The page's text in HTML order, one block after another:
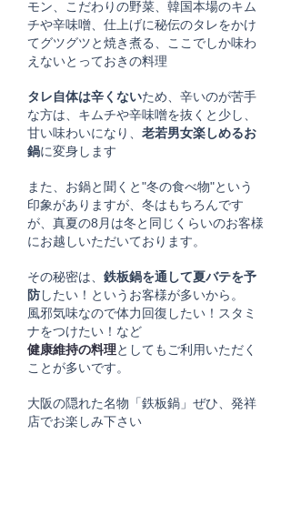
モン、こだわりの野菜、韓国本場のキム
チや辛味噌、仕上げに秘伝のタレをかけ
てグツグツと焼き煮る、ここでしか味わ
えないとっておきの料理
タレ自体は辛くないため、辛いのが苦手
な方は、キムチや辛味噌を抜くと少し、
甘い味わいになり、 老若男女楽しめるお
鍋に変身します
また、お鍋と聞くと"冬の食べ物​"という
印象がありますが、冬はもちろんです
が、真夏の8月は冬と同じくらいのお客様
にお越しいただいております。
その秘密は、 鉄板鍋を通して夏バテを予
防したい！というお客様が多いから。
風邪気味なので体力回復したい！スタミ
ナをつけたい！など
健康維持の料理としてもご利用いただく
ことが多いです。
大阪の隠れた名物「鉄板鍋」ぜひ、発祥
店でお楽しみ下さい